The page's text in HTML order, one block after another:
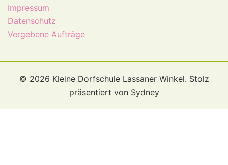
Impressum
Datenschutz
Vergebene Aufträge
© 2026 Kleine Dorfschule Lassaner Winkel. Stolz
präsentiert von Sydney